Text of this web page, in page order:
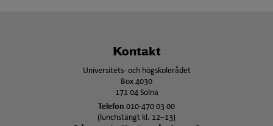
Kontakt
Universitets- och högskolerådet
Box 4030
171 04 Solna
Telefon 010-470 03 00
(lunchstängt kl. 12–13)